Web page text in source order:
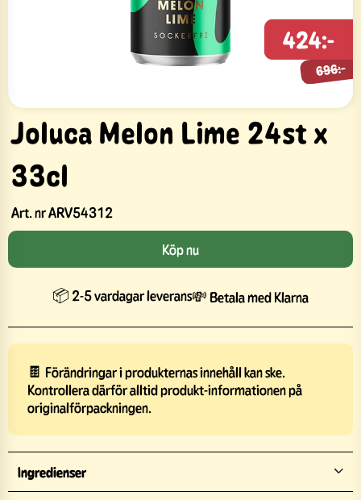
Joluca Melon Lime 24st x
33cl
Art. nrARV54312
424:-
696:-
696:-
Köp nu
📦 2-5 vardagar leverans💸 Betala med Klarna
🍫 Förändringar i produkternas innehåll kan ske.
Kontrollera därför alltid produkt-informationen på
originalförpackningen.
Ingredienser